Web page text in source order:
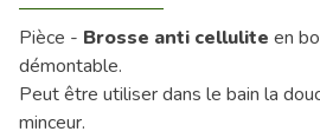
Pièce - Brosse anti cellulite en
démontable.
Peut être utiliser dans le bain la
minceur.